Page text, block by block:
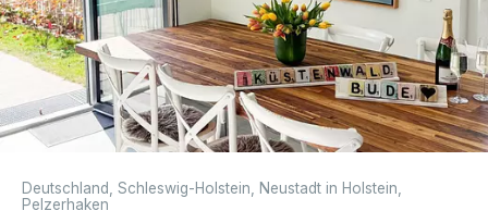
Deutschland Schleswig-Holstein Neustadt in Holstein
Pelzerhaken